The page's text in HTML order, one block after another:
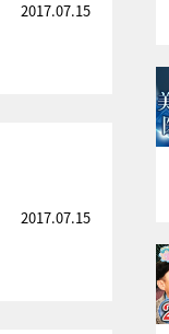
2017.07.15
2017.07.15